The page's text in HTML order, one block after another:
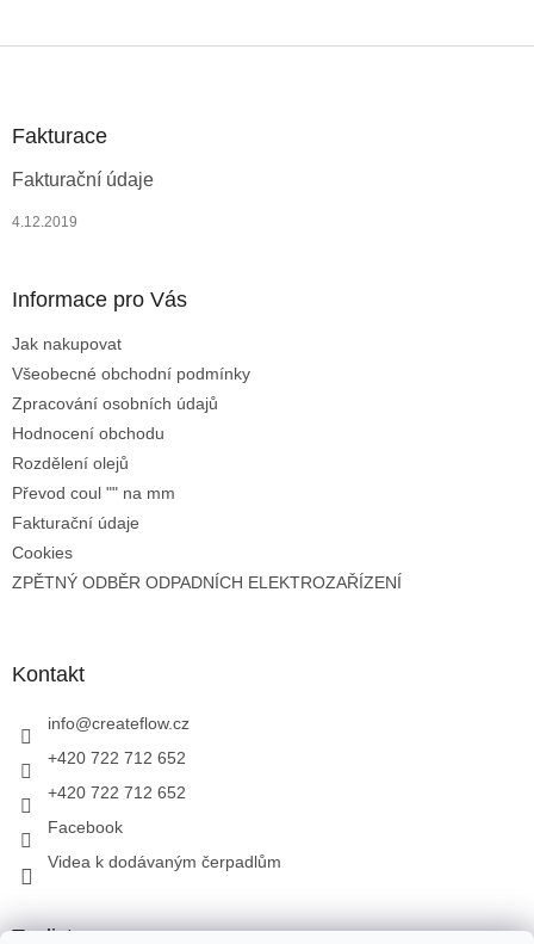
Fakturace
Fakturační údaje
4.12.2019
Informace pro Vás
Jak nakupovat
Všeobecné obchodní podmínky
Zpracování osobních údajů
Hodnocení obchodu
Rozdělení olejů
Převod coul "" na mm
Fakturační údaje
Cookies
ZPĚTNÝ ODBĚR ODPADNÍCH ELEKTROZAŘÍZENÍ
Kontakt
info@createflow.cz
+420 722 712 652
+420 722 712 652
Facebook
Videa k dodávaným čerpadlům
Toplist